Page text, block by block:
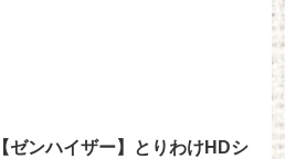
【ゼンハイザー】とりわけHDシ